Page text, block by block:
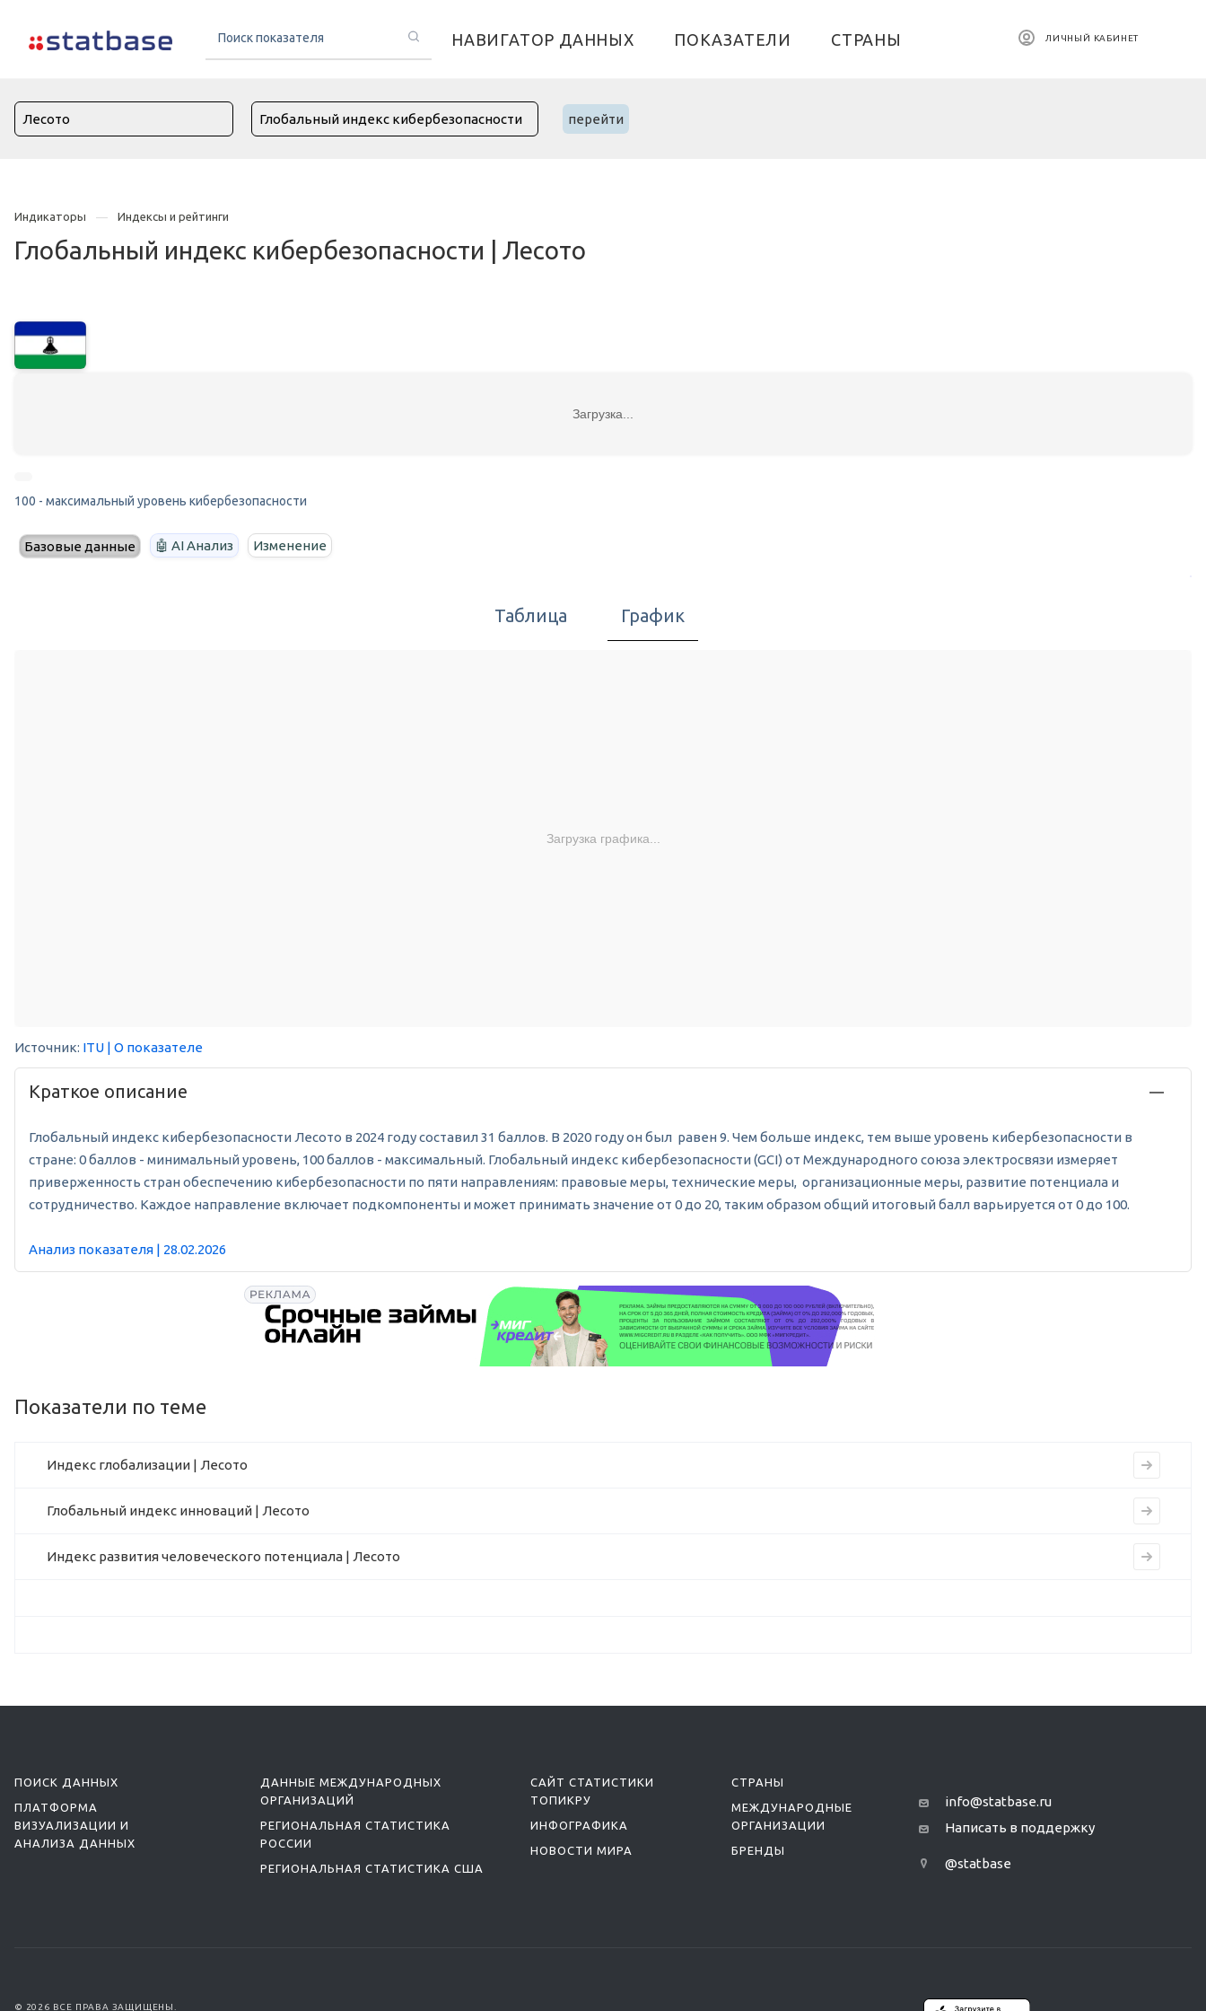
НАВИГАТОР ДАННЫХ ПОКАЗАТЕЛИ СТРАНЫ ЛИЧНЫЙ КАБИНЕТ
перейти
Индикаторы Индексы и рейтинги
Глобальный индекс кибербезопасности | Лесото
Загрузка...
100 - максимальный уровень кибербезопасности
Базовые данные 🤖 AI Анализ Изменение
Таблица График
Загрузка графика...
Источник: ITU | О показателе
Краткое описание
Глобальный индекс кибербезопасности Лесото в 2024 году составил 31 баллов. В 2020 году он был равен 9. Чем больше индекс, тем выше уровень кибербезопасности в
стране: 0 баллов - минимальный уровень, 100 баллов - максимальный. Глобальный индекс кибербезопасности (GCI) от Международного союза электросвязи измеряет
приверженность стран обеспечению кибербезопасности по пяти направлениям: правовые меры, технические меры, организационные меры, развитие потенциала и
сотрудничество. Каждое направление включает подкомпоненты и может принимать значение от 0 до 20, таким образом общий итоговый балл варьируется от 0 до 100.
Анализ показателя | 28.02.2026
Показатели по теме
Индекс глобализации | Лесото
Глобальный индекс инноваций | Лесото
Индекс развития человеческого потенциала | Лесото
ПОИСК ДАННЫХ
ПЛАТФОРМА
ВИЗУАЛИЗАЦИИ И
АНАЛИЗА ДАННЫХ
ДАННЫЕ МЕЖДУНАРОДНЫХ
ОРГАНИЗАЦИЙ
РЕГИОНАЛЬНАЯ СТАТИСТИКА
РОССИИ
РЕГИОНАЛЬНАЯ СТАТИСТИКА США
САЙТ СТАТИСТИКИ
ТОПИКРУ
ИНФОГРАФИКА
НОВОСТИ МИРА
СТРАНЫ
МЕЖДУНАРОДНЫЕ
ОРГАНИЗАЦИИ
БРЕНДЫ
info@statbase.ru
Написать в поддержку
@statbase
© 2026 ВСЕ ПРАВА ЗАЩИЩЕНЫ.